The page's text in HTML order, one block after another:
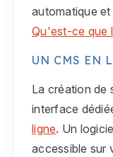
automatique
Qu'est-ce que
UN CMS EN
La création de
interface
ligne. Un
accessible sur